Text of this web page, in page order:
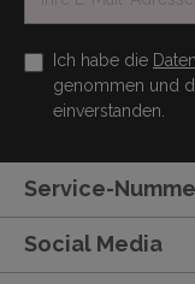
Ich habe die
genommen und
einverstanden.
Service-
Social Media